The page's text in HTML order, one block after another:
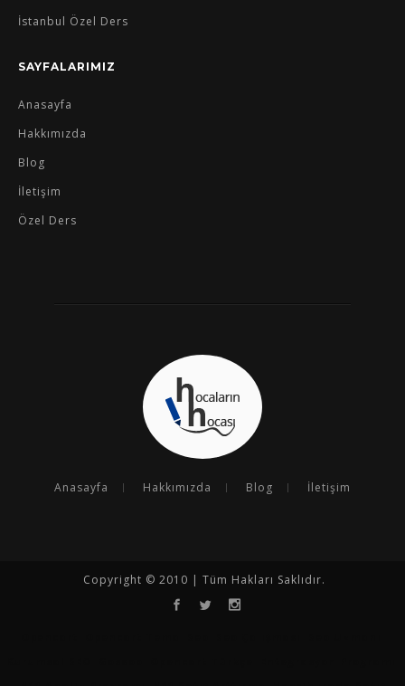
İstanbul Özel Ders
SAYFALARIMIZ
Anasayfa
Hakkımızda
Blog
İletişim
Özel Ders
Anasayfa Hakkımızda Blog İletişim
Copyright © 2010 | Tüm Hakları Saklıdır.